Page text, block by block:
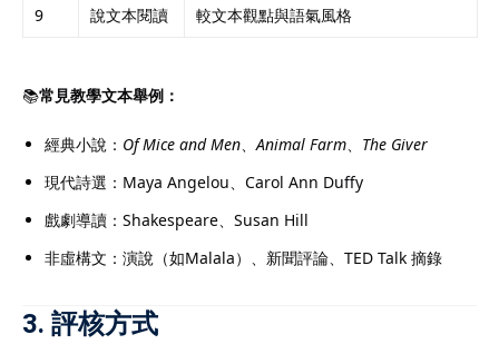
9
說文本閱讀
較文本觀點與語氣風格
📚常見教學文本舉例：
經典小說： Of Mice and Men、Animal Farm、 The Giver
現代詩選：Maya Angelou、Carol Ann Duffy
戲劇導讀：Shakespeare、Susan Hill
非虛構文：演說（如Malala）、新聞評論、TED Talk 摘錄
3. 評核方式